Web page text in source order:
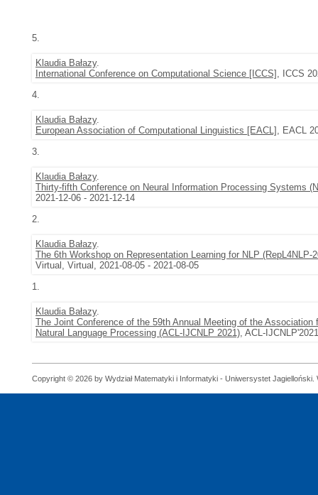
5.
Klaudia Bałazy.
International Conference on Computational Science [ICCS] , ICCS
4.
Klaudia Bałazy.
European Association of Computational Linguistics [EACL] , EACL
3.
Klaudia Bałazy.
Thirty-fifth Conference on Neural Information Processing Systems
2021-12-06 - 2021-12-14
2.
Klaudia Bałazy.
The 6th Workshop on Representation Learning for NLP (RepL4NLP-
Virtual, Virtual, 2021-08-05 - 2021-08-05
1.
Klaudia Bałazy.
The Joint Conference of the 59th Annual Meeting of the
Natural Language Processing (ACL-IJCNLP 2021), ACL-
Copyright © 2026 by Wydział Matematyki i Informatyki - Uniwersystet